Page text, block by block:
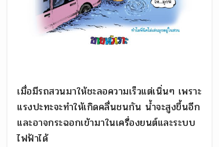
เมื่อมีรถสวนมาให้ชะลอความเร็วแต่เนิ่นๆ เพราะ
แรงปะทะจะทำให้เกิดคลื่นชนกัน น้ำจะสูงขึ้นอีก
และอาจกระฉอกเข้ามาในเครื่องยนต์และระบบ
ไฟฟ้าได้